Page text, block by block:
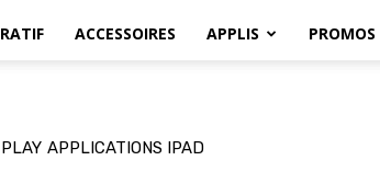
ACCESSOIRES APPLIS PROMOS
APPLICATIONS IPAD